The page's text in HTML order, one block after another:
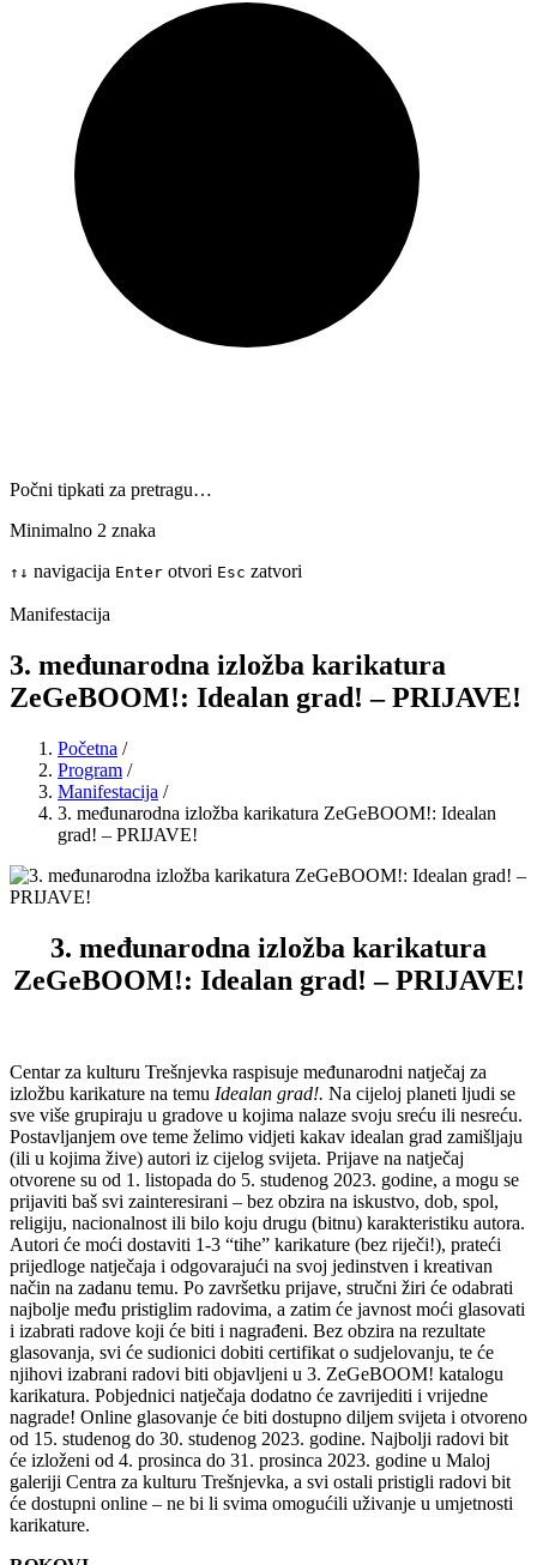
Počni tipkati za pretragu…
Minimalno 2 znaka
↑ ↓ navigacija Enter otvori Esc zatvori
Manifestacija
3. međunarodna izložba karikatura
ZeGeBOOM!: Idealan grad! – PRIJAVE!
Početna /
Program /
Manifestacija /
3. međunarodna izložba karikatura ZeGeBOOM!: Idealan
grad! – PRIJAVE!
3. međunarodna izložba karikatura
ZeGeBOOM!: Idealan grad! – PRIJAVE!
Centar za kulturu Trešnjevka raspisuje međunarodni natječaj za
izložbu karikature na temu Idealan grad!. Na cijeloj planeti ljudi se
sve više grupiraju u gradove u kojima nalaze svoju sreću ili nesreću.
Postavljanjem ove teme želimo vidjeti kakav idealan grad zamišljaju
(ili u kojima žive) autori iz cijelog svijeta. Prijave na natječaj
otvorene su od 1. listopada do 5. studenog 2023. godine, a mogu se
prijaviti baš svi zainteresirani – bez obzira na iskustvo, dob, spol,
religiju, nacionalnost ili bilo koju drugu (bitnu) karakteristiku autora.
Autori će moći dostaviti 1-3 “tihe” karikature (bez riječi!), prateći
prijedloge natječaja i odgovarajući na svoj jedinstven i kreativan
način na zadanu temu. Po završetku prijave, stručni žiri će odabrati
najbolje među pristiglim radovima, a zatim će javnost moći glasovati
i izabrati radove koji će biti i nagrađeni. Bez obzira na rezultate
glasovanja, svi će sudionici dobiti certifikat o sudjelovanju, te će
njihovi izabrani radovi biti objavljeni u 3. ZeGeBOOM! katalogu
karikatura. Pobjednici natječaja dodatno će zavrijediti i vrijedne
nagrade! Online glasovanje će biti dostupno diljem svijeta i otvoreno
od 15. studenog do 30. studenog 2023. godine. Najbolji radovi bit
će izloženi od 4. prosinca do 31. prosinca 2023. godine u Maloj
galeriji Centra za kulturu Trešnjevka, a svi ostali pristigli radovi bit
će dostupni online – ne bi li svima omogućili uživanje u umjetnosti
karikature.